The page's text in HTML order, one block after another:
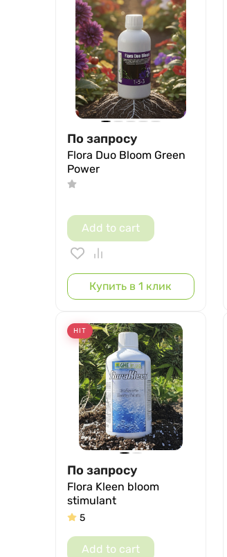
По запросу
Flora Duo Bloom Green
Power
Add to cart
Купить в 1 клик
HIT
По запросу
Flora Kleen bloom
stimulant
5
Add to cart